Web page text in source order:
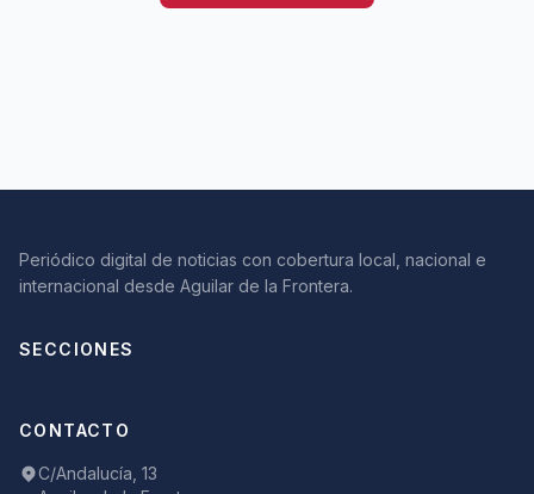
Periódico digital de noticias con cobertura local, nacional e
internacional desde Aguilar de la Frontera.
SECCIONES
CONTACTO
C/Andalucía, 13